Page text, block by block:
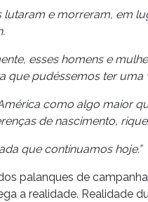
lutaram e morreram, em
esses homens e
que pudéssemos ter uma
como algo maior
de nascimento,
que continuamos hoje.”
palanques de
a realidade. Realidade